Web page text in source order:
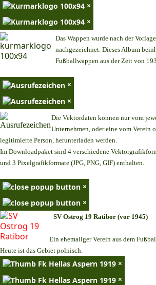
×
×
Das Wappen wurde nach der
nachgezeichnet. Dieses Album
Fußballwappen aus der Zeit von
×
×
Die Vektordaten können nur vom
Unternehmen, oder eine vom Verein
legitimierte Person, herunterladen werden.
Im Downloadpaket sind 4 verschiedene
und 3 Pixelgrafikformate (JPG, PNG, GIF) enthalten.
×
×
SV Ostrog 19 Ratibor (vor 1945)
Ein ehemaliger Verein aus dem
Heute ist das Gebiet polnisch.
×
×